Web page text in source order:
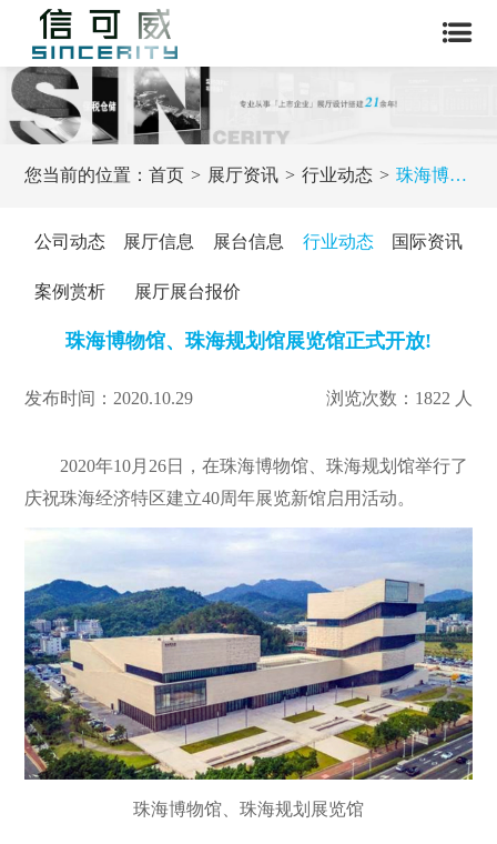
您当前的位置：首页 展厅资讯 行业动态 珠海博物馆、珠海规划馆展览馆正式开放!
公司动态 展厅信息 展台信息 行业动态 国际资讯
案例赏析 展厅展台报价
珠海博物馆、珠海规划馆展览馆正式开放!
发布时间：2020.10.29 浏览次数：1822 人
2020年10月26日，在珠海博物馆、珠海规划馆举行了
庆祝珠海经济特区建立40周年展览新馆启用活动。
珠海博物馆、珠海规划展览馆